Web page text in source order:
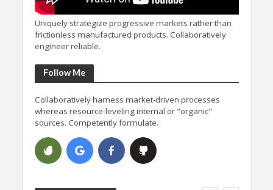
Uniquely strategize progressive markets rather than
frictionless manufactured products. Collaboratively
engineer reliable.
Follow Me
Collaboratively harness market-driven processes
whereas resource-leveling internal or "organic"
sources. Competently formulate.